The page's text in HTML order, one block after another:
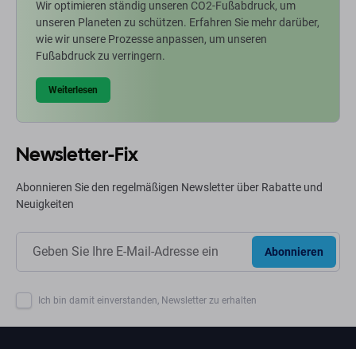
Wir optimieren ständig unseren CO2-Fußabdruck, um
unseren Planeten zu schützen. Erfahren Sie mehr darüber,
wie wir unsere Prozesse anpassen, um unseren
Fußabdruck zu verringern.
Weiterlesen
Newsletter-Fix
Abonnieren Sie den regelmäßigen Newsletter über Rabatte und
Neuigkeiten
Abonnieren
Ich bin damit einverstanden, Newsletter zu erhalten